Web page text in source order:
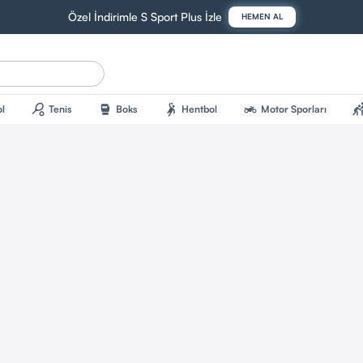
Özel İndirimle S Sport Plus İzle HEMEN AL
sports_tennis Tenis sports_mma Boks sports_handball Hentbol two_wheeler Motor Sporları